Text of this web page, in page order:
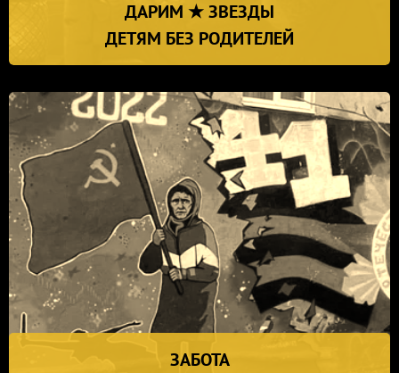
ДАРИМ ★ ЗВЕЗДЫ
ДЕТЯМ БЕЗ РОДИТЕЛЕЙ
ЗАБОТА